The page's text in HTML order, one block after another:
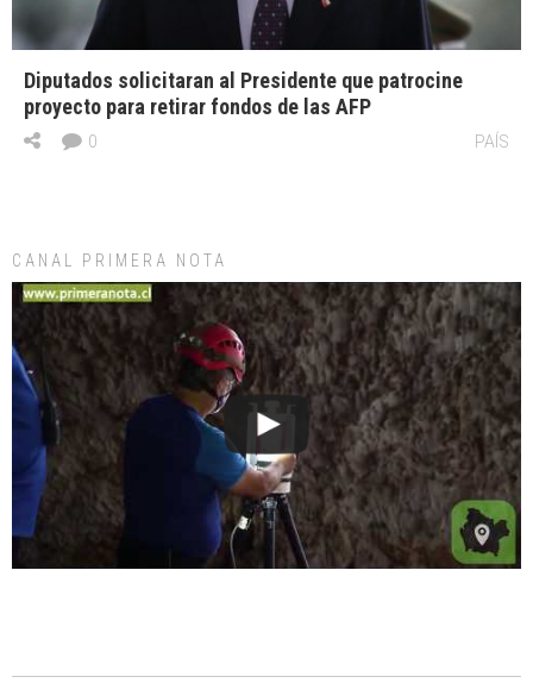
Diputados solicitaran al Presidente que patrocine
proyecto para retirar fondos de las AFP
PAÍS
0
CANAL PRIMERA NOTA